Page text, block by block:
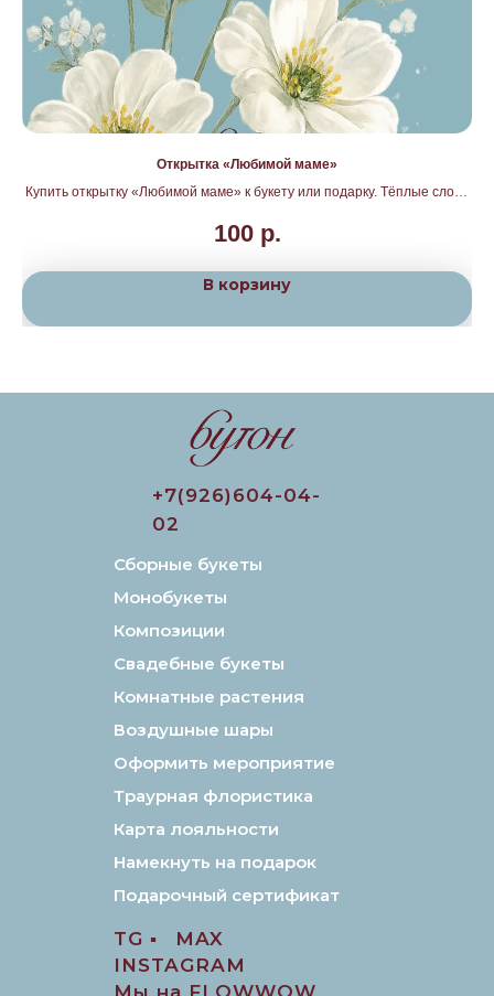
Открытка «Любимой маме»
Купить открытку «Любимой маме» к букету или подарку. Тёплые слова
магазина «Бутон».
100 р.
В корзину
Свадебные букеты
Композиции
Монобукеты
Сборные букеты
Комнатные растения
Воздушные шары
Траурная флористика
Оформить мероприятие
Подарочный сертификат
Намекнуть на подарок
Карта лояльности
+7(926)604-04-
02
TG ▪️
Мы на FLOWWOW
INSTAGRAM
MAX